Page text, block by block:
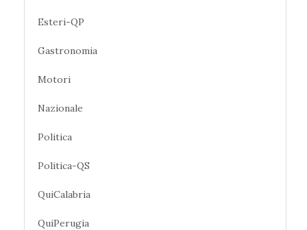
Esteri-QP
Gastronomia
Motori
Nazionale
Politica
Politica-QS
QuiCalabria
QuiPerugia